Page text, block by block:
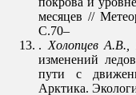
месяцев //
С.70–
. Холопцев
изменений
пути с
Арктика.